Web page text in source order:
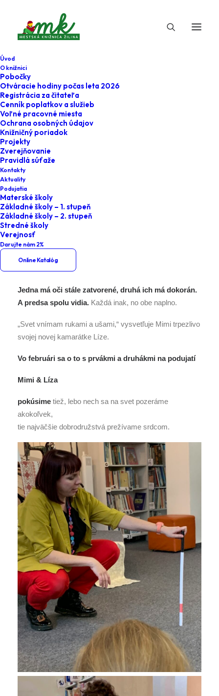
Úvod
O knižnici
Pobočky
Otváracie hodiny počas leta 2026
Registrácia za čitateľa
Cenník poplatkov a služieb
Voľné pracovné miesta
Ochrana osobných údajov
Knižničný poriadok
Projekty
Zverejňovanie
Pravidlá súťaže
Kontakty
Aktuality
Podujatia
Materské školy
Základné školy – 1. stupeň
Základné školy – 2. stupeň
Stredné školy
Verejnosť
Darujte nám 2%
Online Katalóg
Mimi a Líza
Home
Základné školy - 1. stupeň
Mimi a Líza
Jedna má oči stále zatvorené, druhá ich má dokorán.
A predsa spolu vidia. Každá inak, no obe naplno.
„Svet vnímam rukami a ušami,“ vysvetľuje Mimi trpezlivo
svojej novej kamarátke Líze.
Vo februári sa o to s prvákmi a druhákmi na podujatí
Mimi & Líza
pokúsime tiež, lebo nech sa na svet pozeráme
akokoľvek,
tie najväčšie dobrodružstvá prežívame srdcom.